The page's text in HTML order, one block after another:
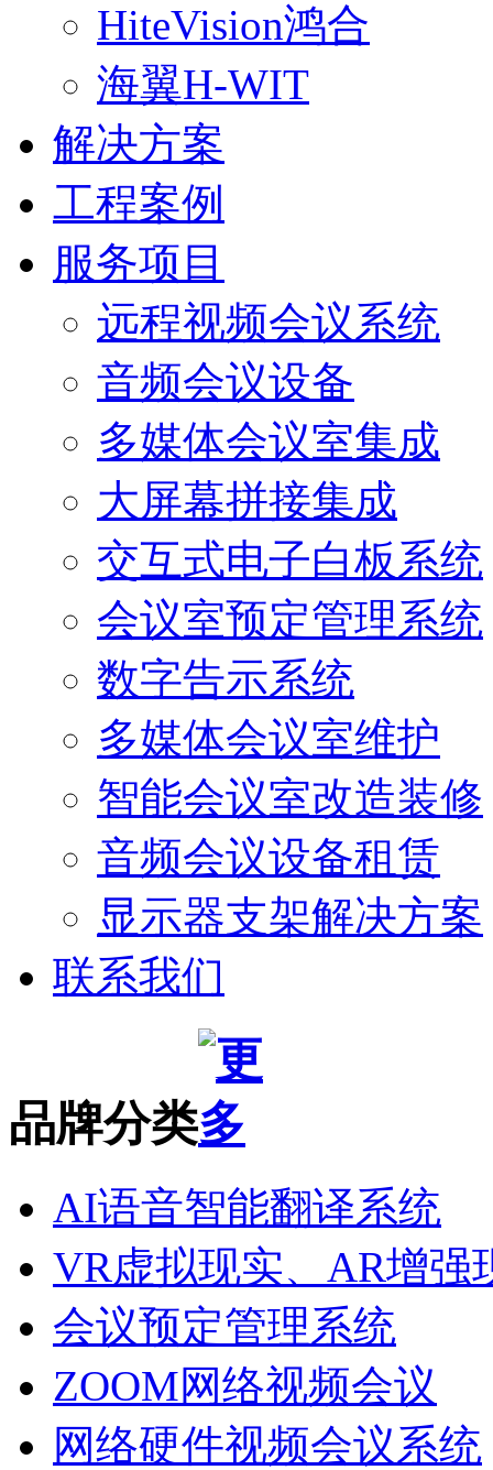
HiteVision鸿合
海翼H-WIT
解决方案
工程案例
服务项目
远程视频会议系统
音频会议设备
多媒体会议室集成
大屏幕拼接集成
交互式电子白板系统
会议室预定管理系统
数字告示系统
多媒体会议室维护
智能会议室改造装修
音频会议设备租赁
显示器支架解决方案
联系我们
品牌分类
AI语音智能翻译系统
VR虚拟现实、AR增强
会议预定管理系统
ZOOM网络视频会议
网络硬件视频会议系统